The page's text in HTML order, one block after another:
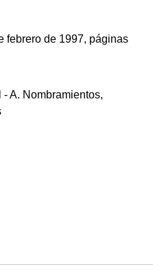
febrero de 1997, páginas
- A. Nombramientos,